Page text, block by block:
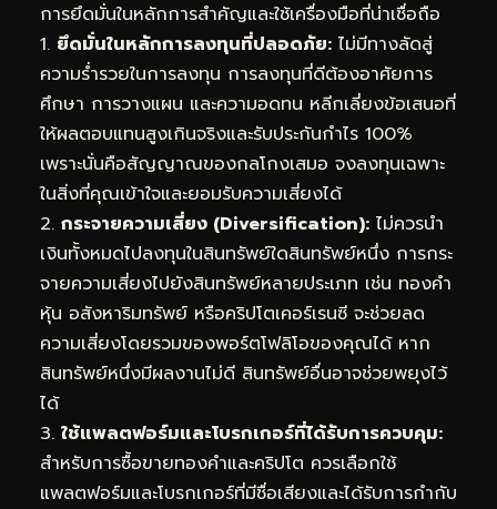
การยึดมั่นในหลักการสำคัญและใช้เครื่องมือที่น่าเชื่อถือ
1. ยึดมั่นในหลักการลงทุนที่ปลอดภัย: ไม่มีทางลัดสู่
ความร่ำรวยในการลงทุน การลงทุนที่ดีต้องอาศัยการ
ศึกษา การวางแผน และความอดทน หลีกเลี่ยงข้อเสนอที่
ให้ผลตอบแทนสูงเกินจริงและรับประกันกำไร 100%
เพราะนั่นคือสัญญาณของกลโกงเสมอ จงลงทุนเฉพาะ
ในสิ่งที่คุณเข้าใจและยอมรับความเสี่ยงได้
2. กระจายความเสี่ยง (Diversification): ไม่ควรนำ
เงินทั้งหมดไปลงทุนในสินทรัพย์ใดสินทรัพย์หนึ่ง การกระ
จายความเสี่ยงไปยังสินทรัพย์หลายประเภท เช่น ทองคำ
หุ้น อสังหาริมทรัพย์ หรือคริปโตเคอร์เรนซี จะช่วยลด
ความเสี่ยงโดยรวมของพอร์ตโฟลิโอของคุณได้ หาก
สินทรัพย์หนึ่งมีผลงานไม่ดี สินทรัพย์อื่นอาจช่วยพยุงไว้
ได้
3. ใช้แพลตฟอร์มและโบรกเกอร์ที่ได้รับการควบคุม:
สำหรับการซื้อขายทองคำและคริปโต ควรเลือกใช้
แพลตฟอร์มและโบรกเกอร์ที่มีชื่อเสียงและได้รับการกำกับ